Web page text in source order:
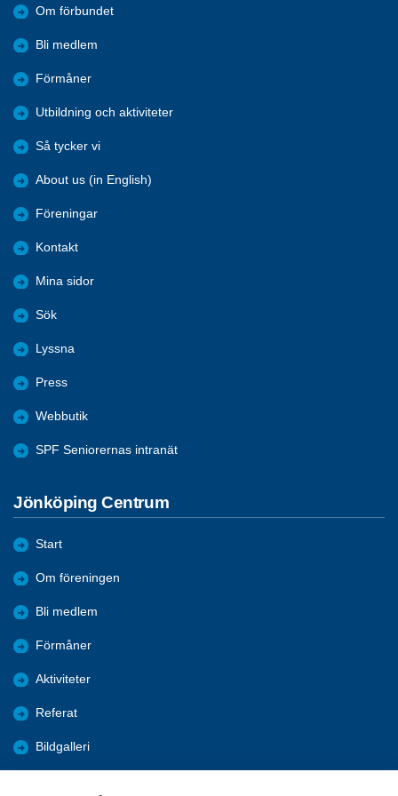
Om förbundet
Bli medlem
Förmåner
Utbildning och aktiviteter
Så tycker vi
About us (in English)
Föreningar
Kontakt
Mina sidor
Sök
Lyssna
Press
Webbutik
SPF Seniorernas intranät
Jönköping Centrum
Start
Om föreningen
Bli medlem
Förmåner
Aktiviteter
Referat
Bildgalleri